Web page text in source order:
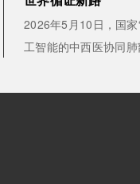
2026年5月10日，国
工智能的中西医协同